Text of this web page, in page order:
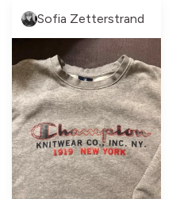
Sofia Zetterstrand